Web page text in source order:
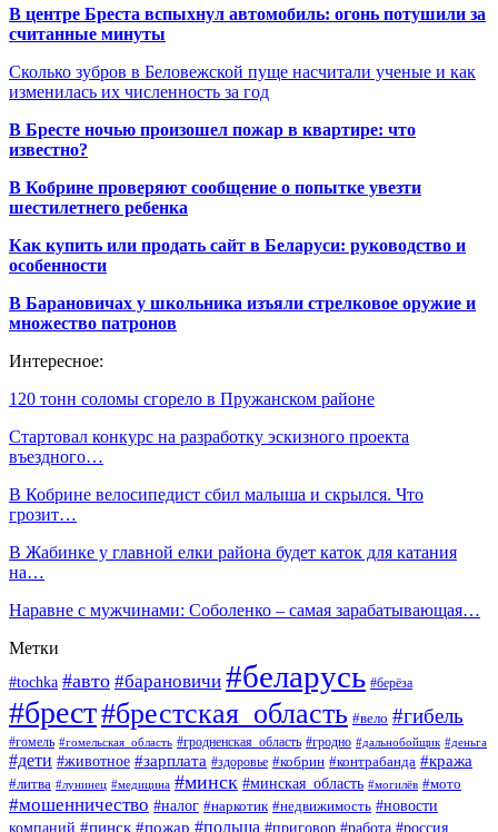
В центре Бреста вспыхнул автомобиль: огонь потушили за
считанные минуты
Сколько зубров в Беловежской пуще насчитали ученые и как
изменилась их численность за год
В Бресте ночью произошел пожар в квартире: что
известно?
В Кобрине проверяют сообщение о попытке увезти
шестилетнего ребенка
Как купить или продать сайт в Беларуси: руководство и
особенности
В Барановичах у школьника изъяли стрелковое оружие и
множество патронов
Интересное:
120 тонн соломы сгорело в Пружанском районе
Стартовал конкурс на разработку эскизного проекта
въездного…
В Кобрине велосипедист сбил малыша и скрылся. Что
грозит…
В Жабинке у главной елки района будет каток для катания
на…
Наравне с мужчинами: Соболенко – самая зарабатывающая…
Метки
#tochka #авто #барановичи #беларусь #берёза
#брест#брестская_область #вело #гибель
#гомель #гомельская_область #гродненская_область #гродно #дальнобойщик #деньга
#дети #животное #зарплата #здоровье #кобрин #контрабанда #кража
#литва #лунинец #медицина #минск #минская_область #могилёв #мото
#мошенничество #налог #наркотик #недвижимость #новости
компаний #пинск #пожар #польша #приговор #работа #россия